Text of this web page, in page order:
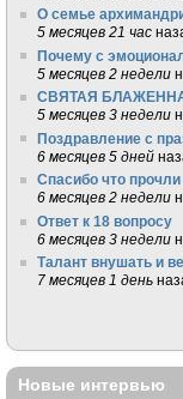
О семье
5 месяцев 21 час
Почему с
5 месяцев 2 недели
СВЯТАЯ
5 месяцев 3 недели
Поздравление с
6 месяцев 5 дней
Спасибо что
6 месяцев 2 недели
Ответ к 18 вопросу
6 месяцев 3 недели
Талант внушать и
7 месяцев 1 день
Новые интервью